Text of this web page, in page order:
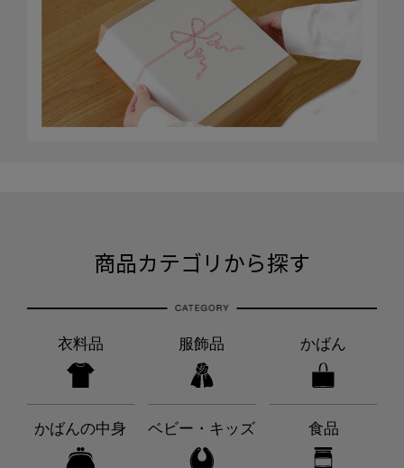
商品カテゴリから探す
衣料品 服飾品 かばん
かばんの中身 ベビー・キッズ 食品